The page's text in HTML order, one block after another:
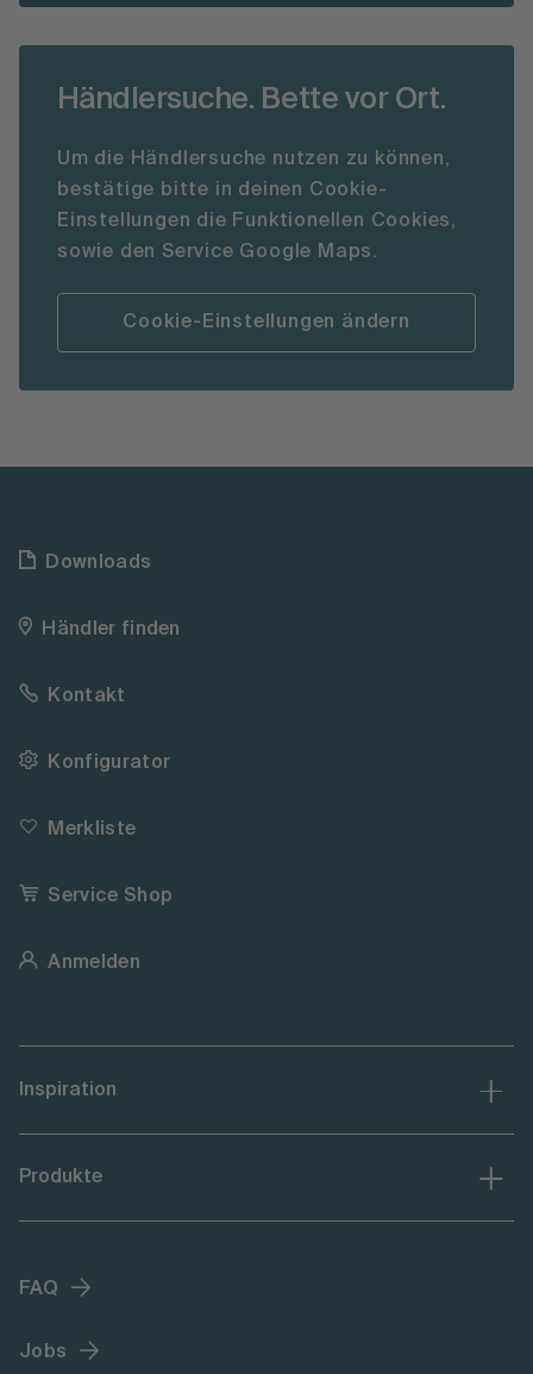
Händlersuche. Bette vor Ort.
Um die Händlersuche nutzen zu können,
bestätige bitte in deinen Cookie-
Einstellungen die Funktionellen Cookies,
sowie den Service Google Maps.
Cookie-Einstellungen ändern
Downloads
Händler finden
Kontakt
Konfigurator
Merkliste
Service Shop
Anmelden
Inspiration
Produkte
FAQ
Jobs